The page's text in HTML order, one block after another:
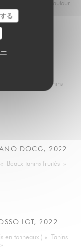
る
« Fraîcheur autour
»
2023
Fruits des bois, tanins
DOCG, 2022
Beaux tanins fruités »
IGT, 2022
en tonneaux.) « Tanins